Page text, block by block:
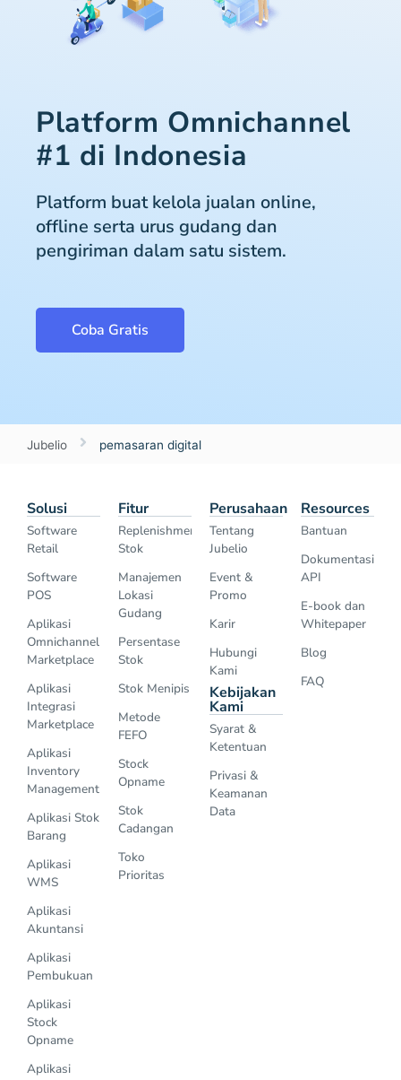
Platform Omnichannel
#1 di Indonesia
Platform buat kelola jualan online,
offline serta urus gudang dan
pengiriman dalam satu sistem.
Coba Gratis
Jubelio pemasaran digital
Solusi
Software
Retail
Software
POS
Aplikasi
Omnichannel
Marketplace
Aplikasi
Integrasi
Marketplace
Aplikasi
Inventory
Management
Aplikasi Stok
Barang
Aplikasi
WMS
Aplikasi
Akuntansi
Aplikasi
Pembukuan
Aplikasi
Stock
Opname
Aplikasi
Fitur
Replenishment
Stok
Manajemen
Lokasi
Gudang
Persentase
Stok
Stok Menipis
Metode
FEFO
Stock
Opname
Stok
Cadangan
Toko
Prioritas
Perusahaan
Tentang
Jubelio
Event &
Promo
Karir
Hubungi
Kami
Kebijakan
Kami
Syarat &
Ketentuan
Privasi &
Keamanan
Data
Resources
Bantuan
Dokumentasi
API
E-book dan
Whitepaper
Blog
FAQ